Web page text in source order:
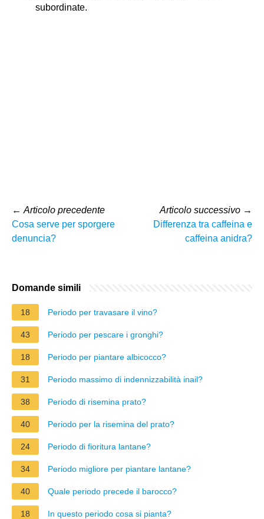
subordinate.
← Articolo precedente
Cosa serve per sporgere
denuncia?
Articolo successivo →
Differenza tra caffeina e
caffeina anidra?
Domande simili
18 Periodo per travasare il vino?
43 Periodo per pescare i gronghi?
18 Periodo per piantare albicocco?
31 Periodo massimo di indennizzabilità inail?
38 Periodo di risemina prato?
40 Periodo per la risemina del prato?
24 Periodo di fioritura lantane?
34 Periodo migliore per piantare lantane?
40 Quale periodo precede il barocco?
18 In questo periodo cosa si pianta?